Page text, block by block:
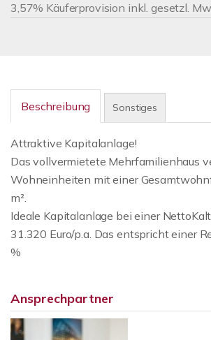
3,57% Käuferprovision inkl. gesetzl.
Beschreibung Sonstiges
Attraktive Kapitalanlage!
Das vollvermietete Mehrfamilienhaus
Wohneinheiten mit einer
m².
Ideale Kapitalanlage bei einer
31.320 Euro/p.a. Das entspricht einer
%
Ansprechpartner